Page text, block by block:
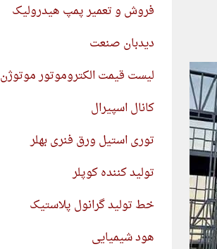
فروش و تعمیر پمپ هیدرولیک
دیدبان صنعت
لیست قیمت الکتروموتور موتوژن
کانال اسپیرال
توری استیل ورق فنری بهلر
تولید کننده کوپلر
خط تولید گرانول پلاستیک
هود شیمیایی